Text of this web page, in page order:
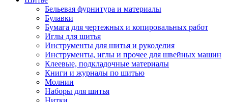
Бельевая фурнитура и материалы
Булавки
Бумага для чертежных и копировальных работ
Иглы для шитья
Инструменты для шитья и рукоделия
Инструменты, иглы и прочее для швейных машин
Клеевые, подкладочные материалы
Книги и журналы по шитью
Молнии
Наборы для шитья
Нитки